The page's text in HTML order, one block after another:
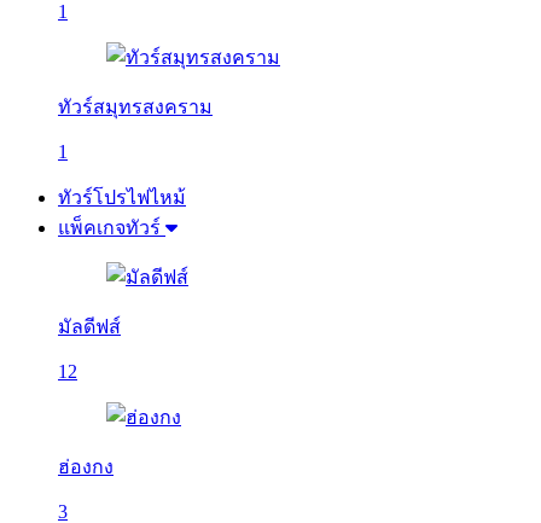
1
ทัวร์สมุทรสงคราม
1
ทัวร์โปรไฟไหม้
แพ็คเกจทัวร์
มัลดีฟส์
12
ฮ่องกง
3